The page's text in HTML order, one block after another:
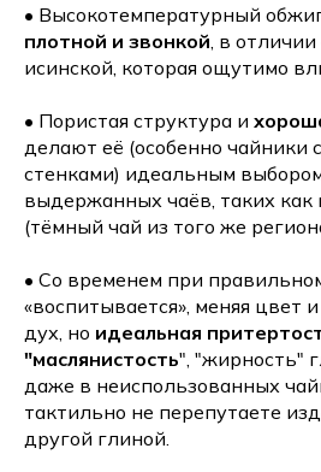
• Высокотемпературный
плотной и звонкой , в
исинской, которая ощутимо
• Пористая структура и
делают её (особенно чайники
стенками) идеальным
выдержанных чаёв, таких как
(тёмный чай из того же
• Со временем при
«воспитывается», меняя цвет
дух, но идеальная
"маслянистость", "жирность"
даже в неиспользованных
тактильно не перепутаете
другой глиной.